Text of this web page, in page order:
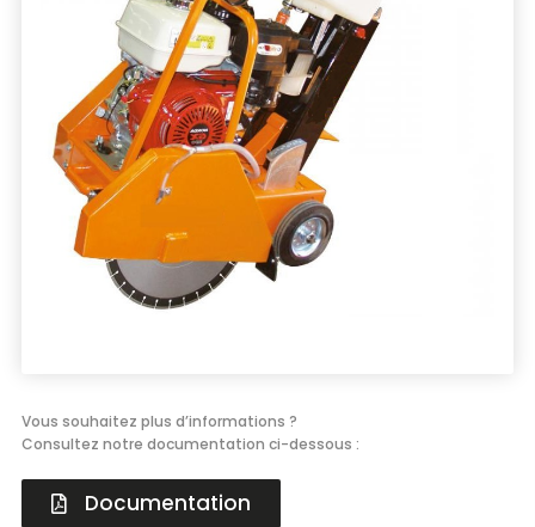
Énergie
Groupe électrogène, outillage pneumatique, …
Installation provisoire
Organiser votre chantier
Vous souhaitez plus d’informations ?
Consultez notre documentation ci-dessous :
Documentation